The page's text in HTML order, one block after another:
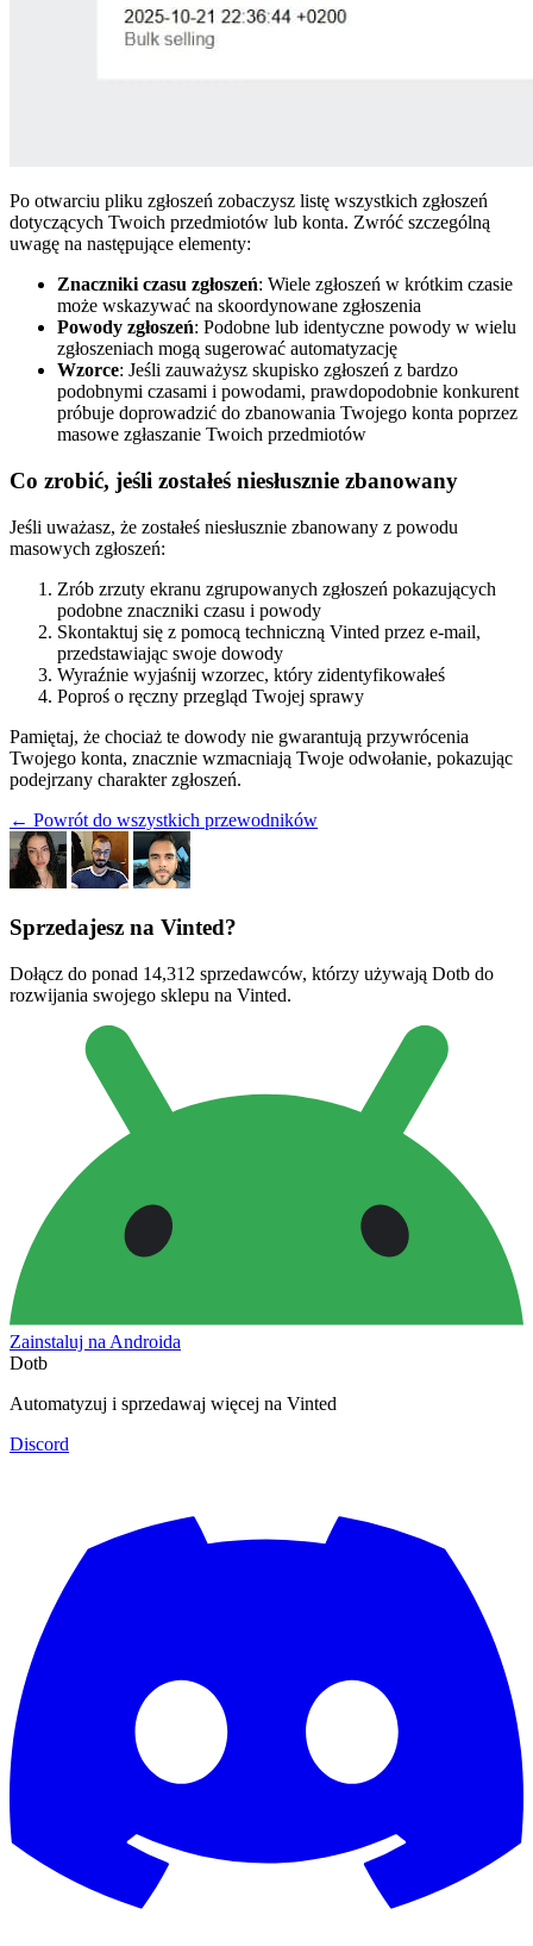
Po otwarciu pliku zgłoszeń zobaczysz listę wszystkich zgłoszeń
dotyczących Twoich przedmiotów lub konta. Zwróć szczególną
uwagę na następujące elementy:
Znaczniki czasu zgłoszeń: Wiele zgłoszeń w krótkim czasie
może wskazywać na skoordynowane zgłoszenia
Powody zgłoszeń: Podobne lub identyczne powody w wielu
zgłoszeniach mogą sugerować automatyzację
Wzorce: Jeśli zauważysz skupisko zgłoszeń z bardzo
podobnymi czasami i powodami, prawdopodobnie konkurent
próbuje doprowadzić do zbanowania Twojego konta poprzez
masowe zgłaszanie Twoich przedmiotów
Co zrobić, jeśli zostałeś niesłusznie zbanowany
Jeśli uważasz, że zostałeś niesłusznie zbanowany z powodu
masowych zgłoszeń:
Zrób zrzuty ekranu zgrupowanych zgłoszeń pokazujących
podobne znaczniki czasu i powody
Skontaktuj się z pomocą techniczną Vinted przez e-mail,
przedstawiając swoje dowody
Wyraźnie wyjaśnij wzorzec, który zidentyfikowałeś
Poproś o ręczny przegląd Twojej sprawy
Pamiętaj, że chociaż te dowody nie gwarantują przywrócenia
Twojego konta, znacznie wzmacniają Twoje odwołanie, pokazując
podejrzany charakter zgłoszeń.
← Powrót do wszystkich przewodników
Sprzedajesz na Vinted?
Dołącz do ponad 14,312 sprzedawców, którzy używają Dotb do
rozwijania swojego sklepu na Vinted.
Zainstaluj na Androida
Dotb
Automatyzuj i sprzedawaj więcej na Vinted
Discord